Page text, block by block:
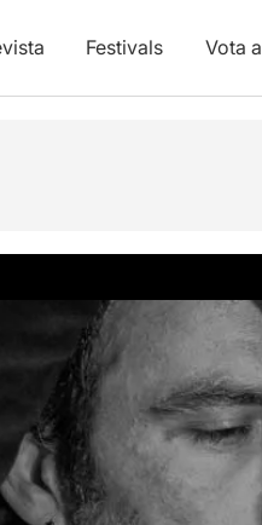
Festivals Vota